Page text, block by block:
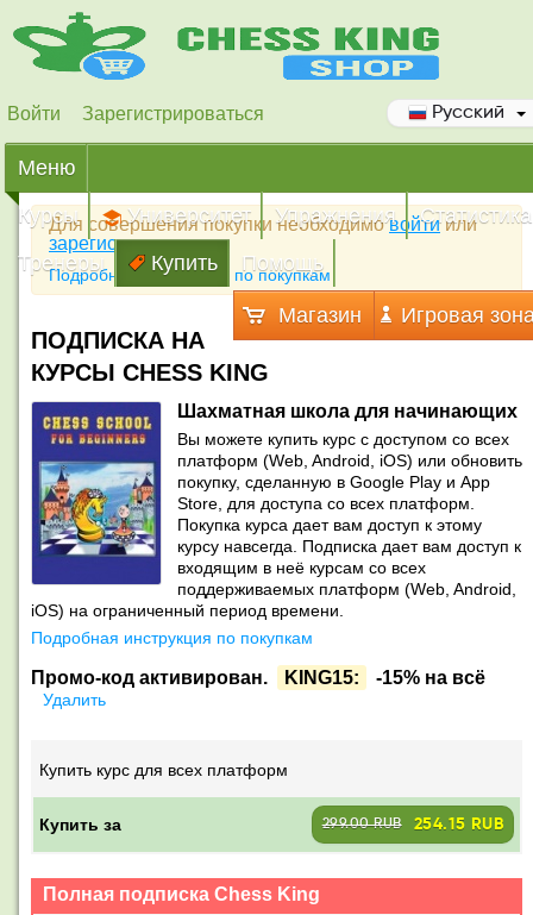
Войти Зарегистрироваться Русский
Меню
Курсы
Университет Упражнения
Статистика
Тренеры
Купить Помощь
Магазин Игровая
Для совершения покупки необходимовойтиили
зарегистрироваться
Подробная инструкция по покупкам
ПОДПИСКА НА
КУРСЫ CHESS KING
Шахматная школа для начинающих
Вы можете купить курс с доступом со всех
платформ (Web, Android, iOS) или обновить
покупку, сделанную в Google Play и App
Store, для доступа со всех платформ.
Покупка курса дает вам доступ к этому
курсу навсегда. Подписка дает вам доступ к
входящим в неё курсам со всех
поддерживаемых платформ (Web, Android,
iOS) на ограниченный период времени.
Подробная инструкция по покупкам
Промо-код активирован. KING15: -15% на всё
Удалить
Купить курс для всех платформ
Купить за 299.00 RUB 254.15 RUB
Полная подписка Chess King